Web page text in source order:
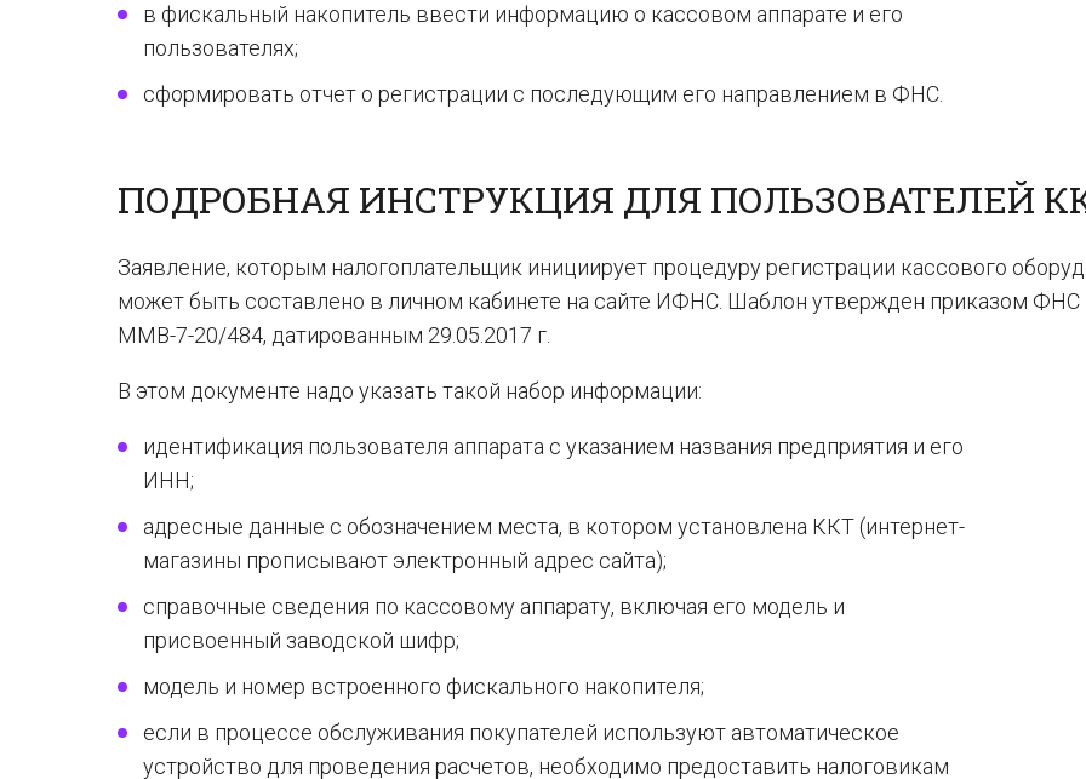
в фискальный накопитель ввести информацию о кассовом аппарате и его
пользователях;
сформировать отчет о регистрации с последующим его направлением в ФНС.
ПОДРОБНАЯ ИНСТРУКЦИЯ ДЛЯ ПОЛЬЗОВАТЕЛЕЙ
Заявление, которым налогоплательщик инициирует процедуру регистрации кассового
может быть составлено в личном кабинете на сайте ИФНС. Шаблон утвержден приказом
ММВ-7-20/484, датированным 29.05.2017 г.
В этом документе надо указать такой набор информации:
идентификация пользователя аппарата с указанием названия предприятия и его
ИНН;
адресные данные с обозначением места, в котором установлена ККТ (интернет-
магазины прописывают электронный адрес сайта);
справочные сведения по кассовому аппарату, включая его модель и
присвоенный заводской шифр;
модель и номер встроенного фискального накопителя;
если в процессе обслуживания покупателей используют автоматическое
устройство для проведения расчетов, необходимо предоставить налоговикам